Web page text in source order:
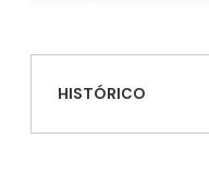
HISTÓRICO